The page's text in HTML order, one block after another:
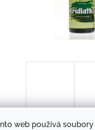
web používá